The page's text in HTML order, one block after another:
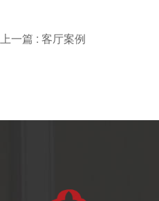
上一篇 : 客厅案例